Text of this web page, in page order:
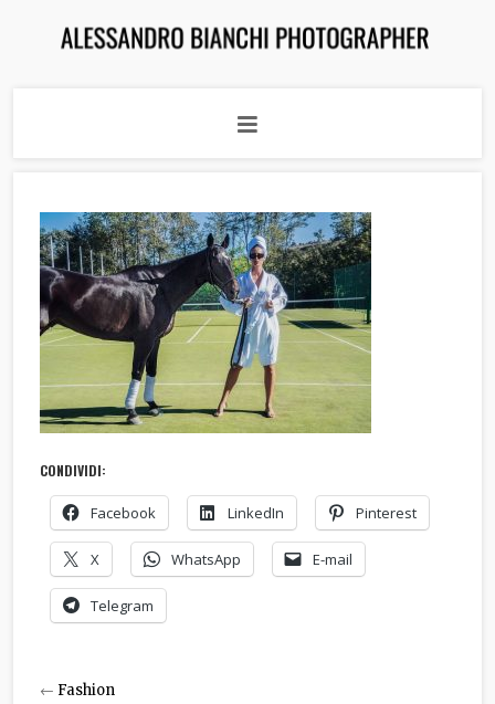
CONDIVIDI:
Facebook LinkedIn Pinterest
X WhatsApp E-mail
Telegram
← Fashion